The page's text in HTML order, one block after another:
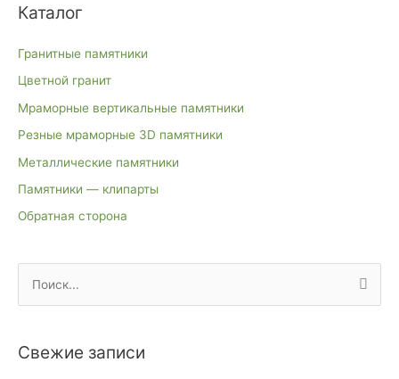
Каталог
Гранитные памятники
Цветной гранит
Мраморные вертикальные памятники
Резные мраморные 3D памятники
Металлические памятники
Памятники — клипарты
Обратная сторона
с
Свежие записи